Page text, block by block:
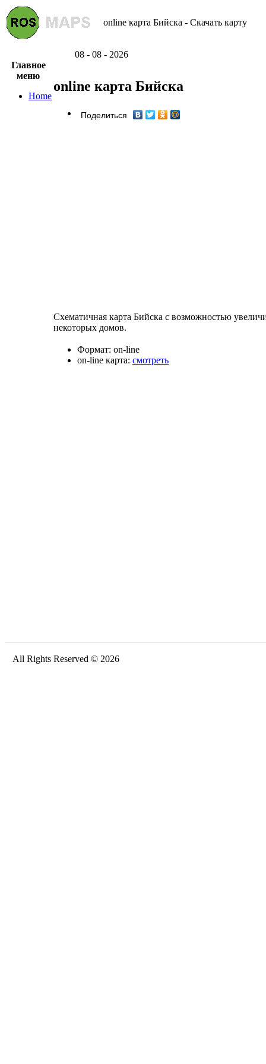
online карта Бийска - Скачать карту
08 - 08 - 2026
Главное
меню
Home
online карта Бийска
Поделиться
Схематичная карта Бийска с возможностью
некоторых домов.
Формат: on-line
on-line карта: смотреть
All Rights Reserved © 2026